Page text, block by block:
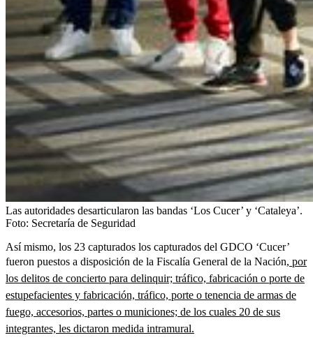
Las autoridades desarticularon las bandas ‘Los Cucer’ y ‘Cataleya’.
Foto: Secretaría de Seguridad
Así mismo, los 23 capturados los capturados del GDCO ‘Cucer’
fueron puestos a disposición de la Fiscalía General de la Nación, por
los delitos de concierto para delinquir; tráfico, fabricación o porte de
estupefacientes y fabricación, tráfico, porte o tenencia de armas de
fuego, accesorios, partes o municiones; de los cuales 20 de sus
integrantes, les dictaron medida intramural.